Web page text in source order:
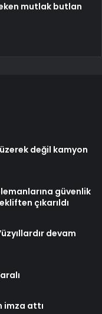
mutlak butlan
değil kamyon
güvenlik
çıkarıldı
devam
imza attı